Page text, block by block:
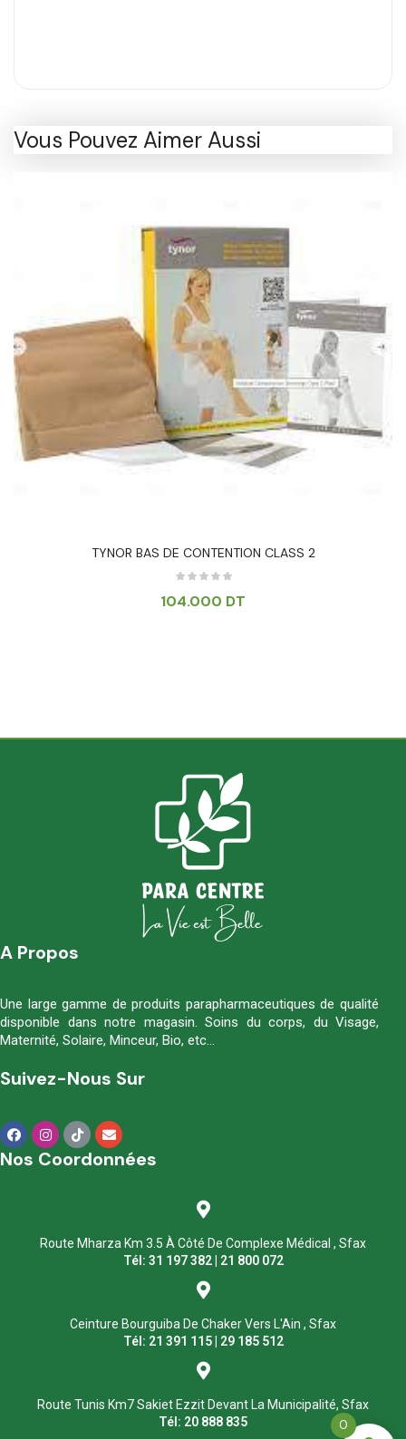
Vous Pouvez Aimer Aussi
TYNOR BAS DE CONTENTION CLASS 2
104.000 DT
A Propos
Une large gamme de produits parapharmaceutiques de qualité
disponible dans notre magasin. Soins du corps, du Visage,
Maternité, Solaire, Minceur, Bio, etc…
Suivez-Nous Sur
Nos Coordonnées
Route Mharza Km 3.5 À Côté De Complexe Médical , Sfax
Tél: 31 197 382 | 21 800 072
Ceinture Bourguiba De Chaker Vers L'Ain , Sfax
Tél: 21 391 115 | 29 185 512
Route Tunis Km7 Sakiet Ezzit Devant La Municipalité, Sfax
Tél: 20 888 835
0